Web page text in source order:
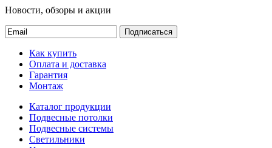
Новости, обзоры и акции
Подписаться
Как купить
Оплата и доставка
Гарантия
Монтаж
Каталог продукции
Подвесные потолки
Подвесные системы
Светильники